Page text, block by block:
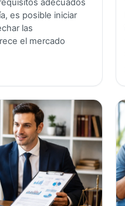
adecuados
es posible iniciar
las
el mercado